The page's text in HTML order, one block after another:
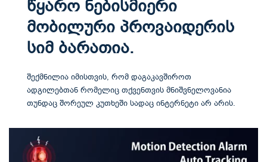
წყარო ნებისმიერი
მობილური პროვაიდერის
სიმ ბარათია.
შექმნილია იმისთვის, რომ დაგაკავშიროთ
ადგილებთან რომელიც თქვენთვის მნიშვნელოვანია
თუნდაც შორეულ კუთხეში სადაც ინტერნეტი არ არის.